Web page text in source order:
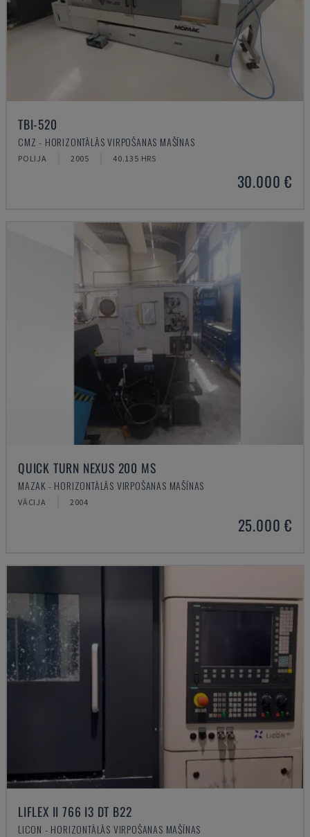
TBI-520
CMZ - HORIZONTĀLĀS VIRPOŠANAS MAŠĪNAS
POLIJA 2005 40.135 HRS
30.000 €
QUICK TURN NEXUS 200 MS
MAZAK - HORIZONTĀLĀS VIRPOŠANAS MAŠĪNAS
VĀCIJA 2004
25.000 €
LIFLEX II 766 I3 DT B22
LICON - HORIZONTĀLĀS VIRPOŠANAS MAŠĪNAS